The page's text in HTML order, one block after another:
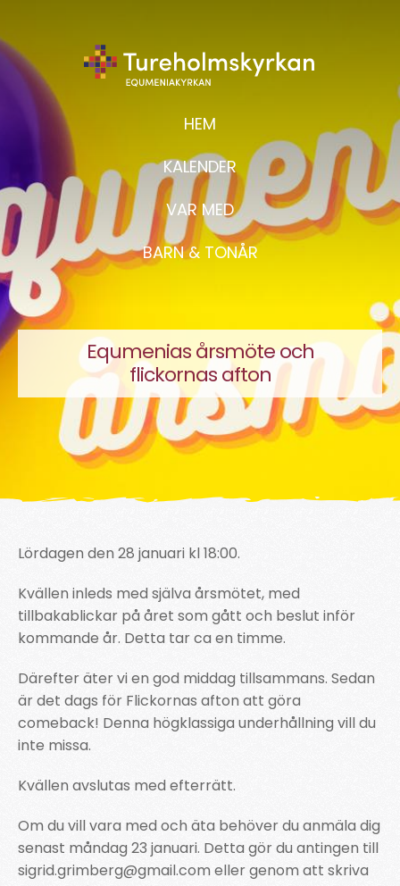
HEM
KALENDER
VAR MED
BARN & TONÅR
Equmenias årsmöte och
flickornas afton
Lördagen den 28 januari kl 18:00.
Kvällen inleds med själva årsmötet, med
tillbakablickar på året som gått och beslut inför
kommande år. Detta tar ca en timme.
Därefter äter vi en god middag tillsammans. Sedan
är det dags för Flickornas afton att göra
comeback! Denna högklassiga underhållning vill du
inte missa.
Kvällen avslutas med efterrätt.
Om du vill vara med och äta behöver du anmäla dig
senast måndag 23 januari. Detta gör du antingen till
sigrid.grimberg@gmail.com eller genom att skriva